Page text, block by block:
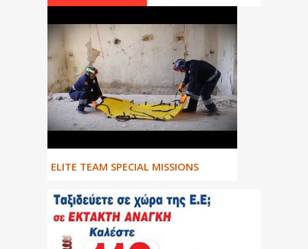
ΕLITE TEAM SPECIAL MISSIONS